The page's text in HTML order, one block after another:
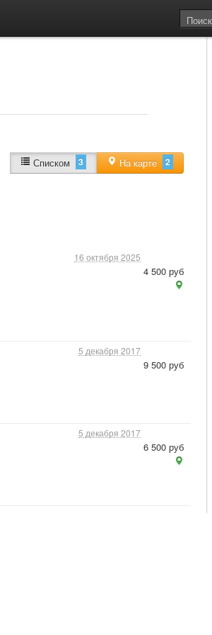
Списком 3 На карте 2
16 октября 2025
4 500 руб
5 декабря 2017
9 500 руб
5 декабря 2017
6 500 руб